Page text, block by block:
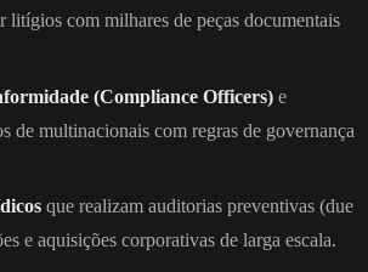
litígios com milhares de peças documentais
(Compliance Officers) e
de multinacionais com regras de governança
que realizam auditorias preventivas (due
e aquisições corporativas de larga escala.